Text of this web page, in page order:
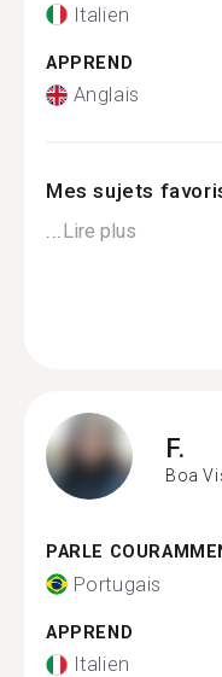
Italien
APPREND
Anglais
Mes sujets
...Lire plus
F.
Boa
PARLE
Portugais
APPREND
Italien